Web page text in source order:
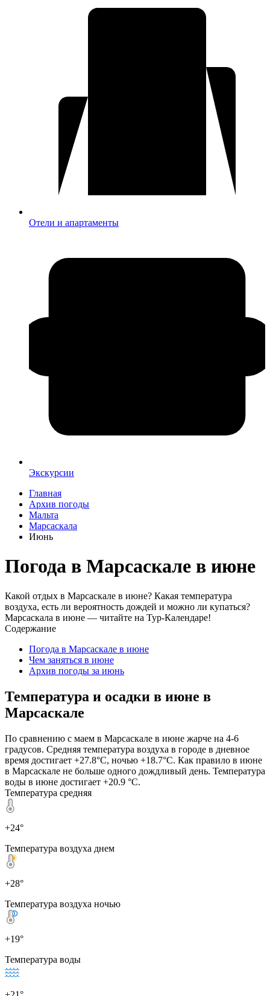
Отели и апартаменты
Экскурсии
Главная
Архив погоды
Мальта
Марсаскала
Июнь
Погода в Марсаскале в июне
Какой отдых в Марсаскале в июне? Какая температура
воздуха, есть ли вероятность дождей и можно ли купаться?
Марсаскала в июне — читайте на Тур-Календаре!
Содержание
Погода в Марсаскале в июне
Чем заняться в июне
Архив погоды за июнь
Температура и осадки в июне в
Марсаскале
По сравнению с маем в Марсаскале в июне жарче на 4-6
градусов. Средняя температура воздуха в городе в дневное
время достигает +27.8°C, ночью +18.7°C. Как правило в июне
в Марсаскале не больше одного дождливый день. Температура
воды в июне достигает +20.9 °C.
Температура средняя
+24°
Температура воздуха днем
+28°
Температура воздуха ночью
+19°
Температура воды